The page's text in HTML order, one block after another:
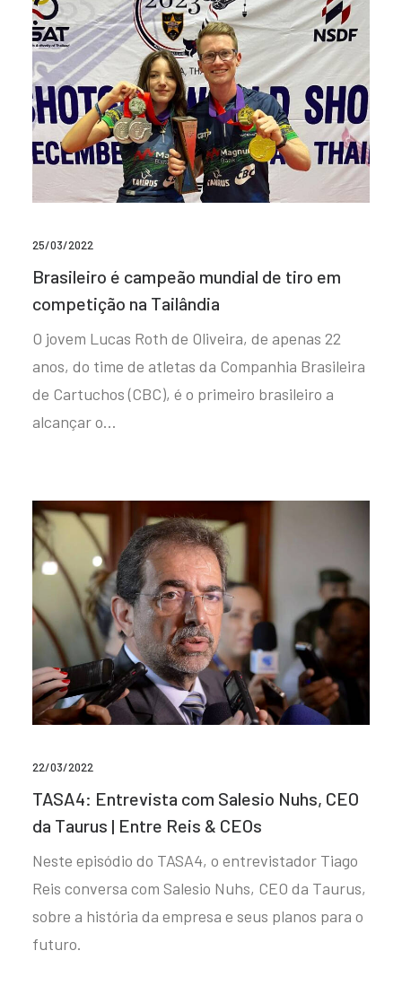
25/03/2022
Brasileiro é campeão mundial de tiro em
competição na Tailândia
O jovem Lucas Roth de Oliveira, de apenas 22
anos, do time de atletas da Companhia Brasileira
de Cartuchos (CBC), é o primeiro brasileiro a
alcançar o…
22/03/2022
TASA4: Entrevista com Salesio Nuhs, CEO
da Taurus | Entre Reis & CEOs
Neste episódio do TASA4, o entrevistador Tiago
Reis conversa com Salesio Nuhs, CEO da Taurus,
sobre a história da empresa e seus planos para o
futuro.